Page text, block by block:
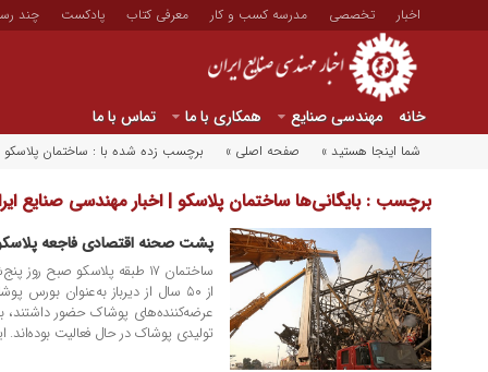
اخبار تخصصی مدرسه کسب و کار معرفی کتاب پادکست چند
خانه مهندسی صنایع همکاری با ما تماس با ما
شما اینجا هستید » صفحه اصلی » برچسب زده شده با : ساختمان پلاسکو
برچسب : بایگانی‌ها ساختمان پلاسکو | اخبار مهندسی صنایع
پشت صحنه اقتصادی فاجعه
ساختمان ۱۷ طبقه پلاسکو
از ۵۰ سال از دیرباز به‌عنوان
تولیدی پوشاک در حال فعالیت